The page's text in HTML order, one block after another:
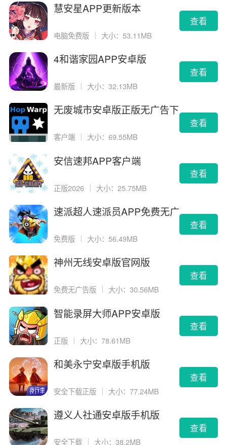
慧安星APP更新版本
电脑免费版 ｜ 大小：53.11MB
查看
4和谐家园APP安卓版
最新版 大小：32.13MB
查看
无废城市安卓版正版无广告下
客户端 大小：69.55MB
查看
安信速邦APP客户端
正版2026 ｜ 大小：25.75MB
查看
速派超人速派员APP免费无广
免费版 大小：56.49MB
查看
神州无线安卓版官网版
免费无广告版 大小：30.56MB
查看
智能录屏大师APP安卓版
正版 ｜ 大小：78.61MB
查看
和美永宁安卓版手机版
安全下载正版 大小：77.24MB
查看
遵义人社通安卓版手机版
安全下载 大小：38.2MB
查看